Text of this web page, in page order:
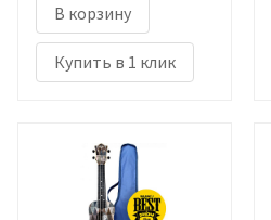
В корзину
Купить в 1 клик